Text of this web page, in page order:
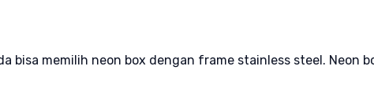
bisa memilih neon box dengan frame stainless steel. Neon